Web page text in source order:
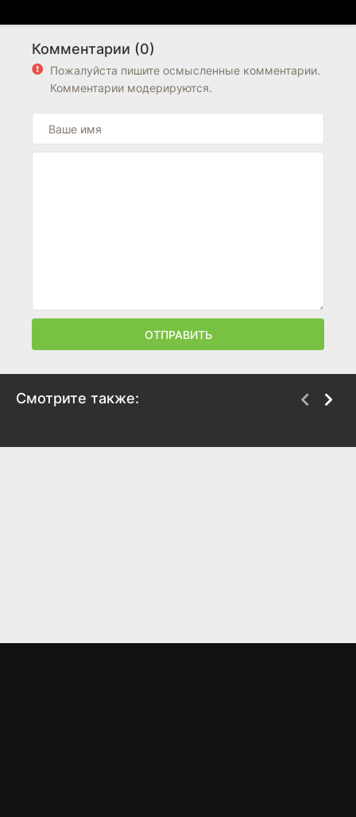
Комментарии (0)
Пожалуйста пишите осмысленные комментарии.
Комментарии модерируются.
ОТПРАВИТЬ
Смотрите также: